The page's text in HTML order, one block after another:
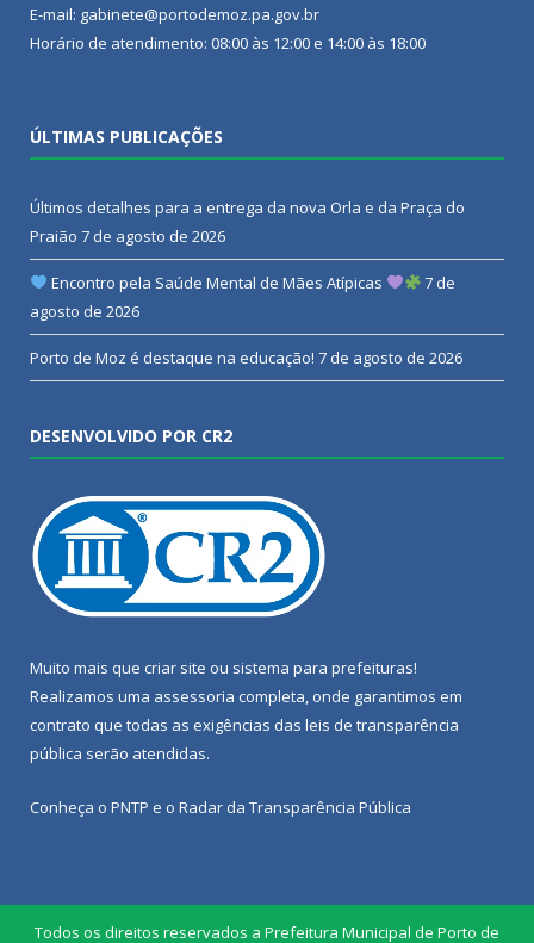
E-mail: gabinete@portodemoz.pa.gov.br
Horário de atendimento: 08:00 às 12:00 e 14:00 às 18:00
ÚLTIMAS PUBLICAÇÕES
Últimos detalhes para a entrega da nova Orla e da Praça do
Praião 7 de agosto de 2026
Encontro pela Saúde Mental de Mães Atípicas
7 de
agosto de 2026
Porto de Moz é destaque na educação! 7 de agosto de 2026
DESENVOLVIDO POR CR2
Muito mais que criar site ou sistema para prefeituras!
Realizamos uma assessoria completa, onde garantimos em
contrato que todas as exigências das leis de transparência
pública serão atendidas.
Conheça o PNTP e o Radar da Transparência Pública
Todos os direitos reservados a Prefeitura Municipal de Porto de